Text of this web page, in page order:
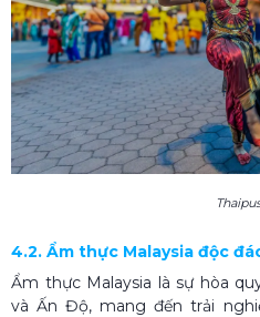
4.2. Ẩm thực Malaysia độc
Ẩm thực Malaysia là sự hòa
và Ấn Độ, mang đến trải